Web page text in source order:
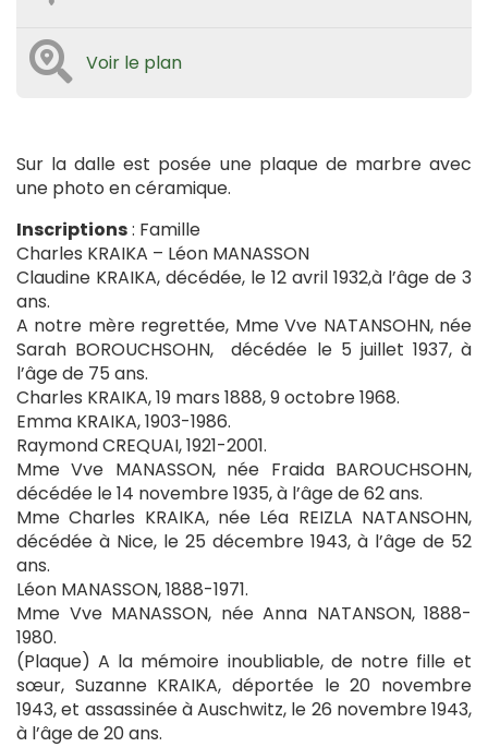
Voir le plan
Sur la dalle est posée une plaque de marbre avec
une photo en céramique.
Inscriptions: Famille
Charles KRAIKA – Léon MANASSON
Claudine KRAIKA, décédée, le 12 avril 1932,à l’âge de 3
ans.
A notre mère regrettée, Mme Vve NATANSOHN, née
Sarah BOROUCHSOHN, décédée le 5 juillet 1937, à
l’âge de 75 ans.
Charles KRAIKA, 19 mars 1888, 9 octobre 1968.
Emma KRAIKA, 1903-1986.
Raymond CREQUAI, 1921-2001.
Mme Vve MANASSON, née Fraida BAROUCHSOHN,
décédée le 14 novembre 1935, à l’âge de 62 ans.
Mme Charles KRAIKA, née Léa REIZLA NATANSOHN,
décédée à Nice, le 25 décembre 1943, à l’âge de 52
ans.
Léon MANASSON, 1888-1971.
Mme Vve MANASSON, née Anna NATANSON, 1888-
1980.
(Plaque) A la mémoire inoubliable, de notre fille et
sœur, Suzanne KRAIKA, déportée le 20 novembre
1943, et assassinée à Auschwitz, le 26 novembre 1943,
à l’âge de 20 ans.